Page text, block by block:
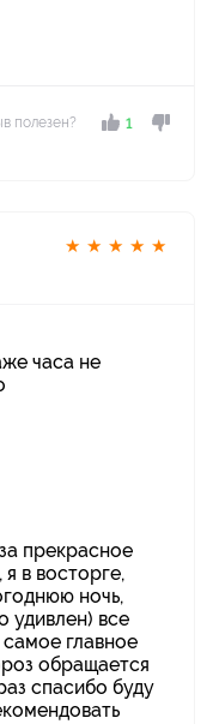
полезен? 1
★ ★ ★ ★ ★
часа не
прекрасное
в восторге,
ночь,
удивлен) все
главное
обращается
спасибо буду